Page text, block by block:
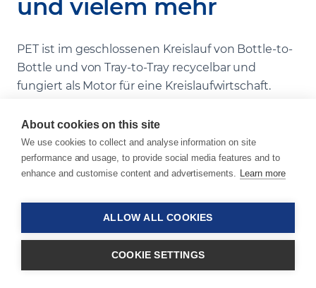
und vielem mehr
PET ist im geschlossenen Kreislauf von Bottle-to-
Bottle und von Tray-to-Tray recycelbar und
fungiert als Motor für eine Kreislaufwirtschaft.
vielen alternativen Materialien einen proportional
geringeren CO2-Fussabdruck, was sie zur
perfekten Wahl für recycelbare Polymere macht.
und rPET in Ihren Endanwendungen. Mit über 35
Jahren Erfahrung im Bereich Polyester sind wir
auf die Herstellung von Masterbatches
spezialisiert, die das Potenzial von PET für den
About cookies on this site
We use cookies to collect and analyse information on site
performance and usage, to provide social media features and to
enhance and customise content and advertisements. Learn more
ALLOW ALL COOKIES
COOKIE SETTINGS